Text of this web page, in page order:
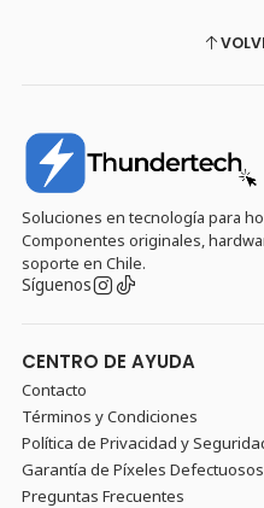
Soluciones en tecnología para
Componentes originales,
soporte en Chile.
Síguenos
CENTRO DE AYUDA
Contacto
Términos y Condiciones
Política de Privacidad y
Garantía de Píxeles Defectuosos
Preguntas Frecuentes